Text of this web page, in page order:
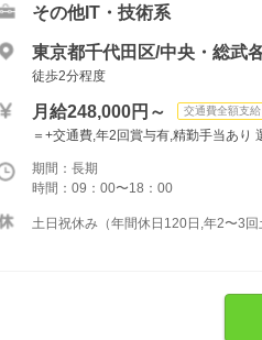
その他IT・技術系
東京都千代田区/中央・総武
徒歩2分程度
月給248,000円～ 交通費全額支給
＝+交通費,年2回賞与有,精勤手当あり
期間：長期
時間：09：00〜18：00
土日祝休み（年間休日120日,年2〜3